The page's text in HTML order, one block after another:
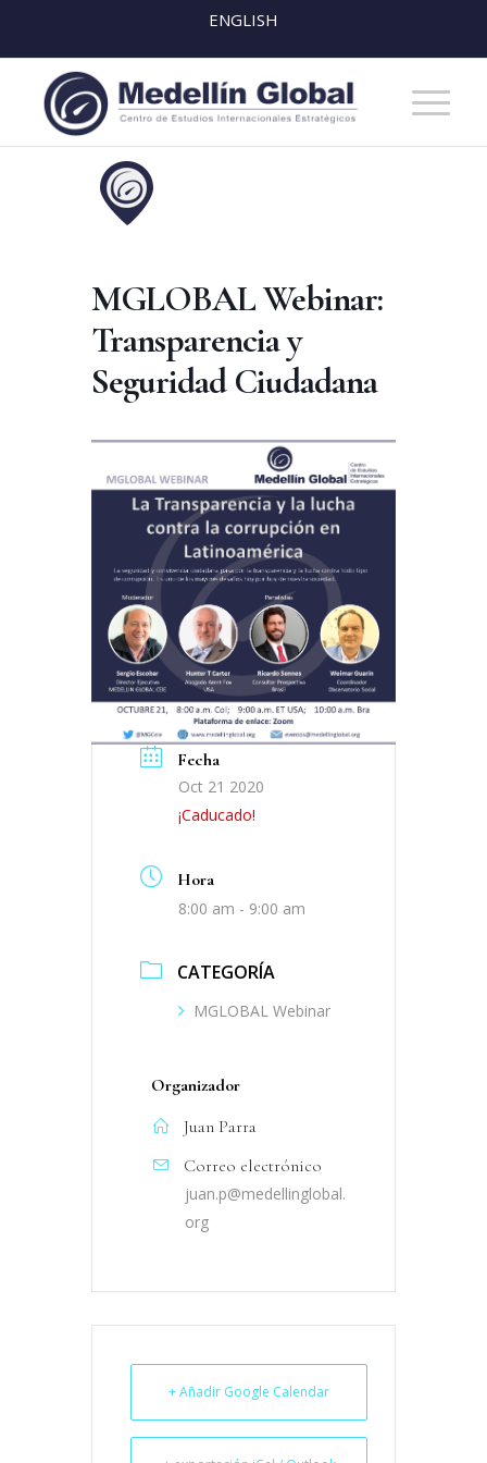
ENGLISH
MGLOBAL Webinar:
Transparencia y
Seguridad Ciudadana
Fecha
Oct 21 2020
¡Caducado!
Hora
8:00 am - 9:00 am
CATEGORÍA
MGLOBAL Webinar
Organizador
Juan Parra
Correo electrónico
juan.p@medellinglobal.
org
+ Añadir Google Calendar